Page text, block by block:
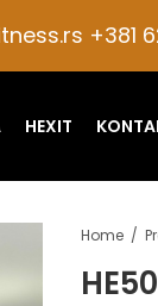
+381
HEXIT
Home